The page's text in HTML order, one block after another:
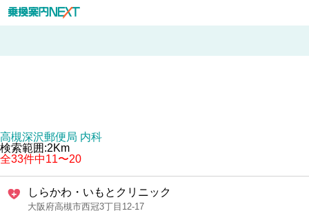
高槻深沢郵便局 内科
検索範囲:2Km
全33件中11〜20
しらかわ・いもとクリニック
大阪府高槻市西冠3丁目12-17